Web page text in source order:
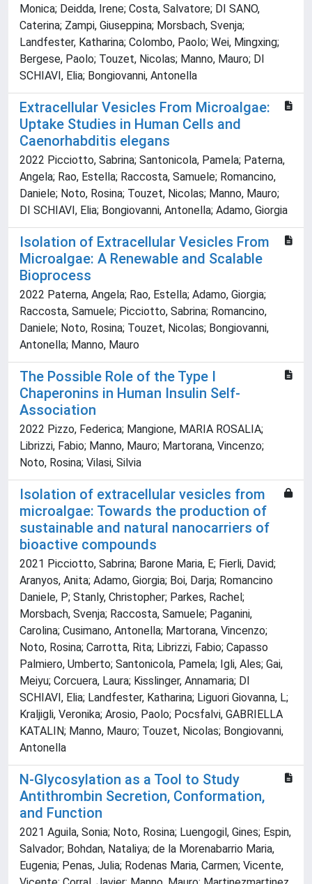
Monica; Deidda, Irene; Costa, Salvatore; DI SANO,
Caterina; Zampi, Giuseppina; Morsbach, Svenja;
Landfester, Katharina; Colombo, Paolo; Wei, Mingxing;
Bergese, Paolo; Touzet, Nicolas; Manno, Mauro; DI
SCHIAVI, Elia; Bongiovanni, Antonella
Extracellular Vesicles From Microalgae:
Uptake Studies in Human Cells and
Caenorhabditis elegans
2022 Picciotto, Sabrina; Santonicola, Pamela; Paterna,
Angela; Rao, Estella; Raccosta, Samuele; Romancino,
Daniele; Noto, Rosina; Touzet, Nicolas; Manno, Mauro;
DI SCHIAVI, Elia; Bongiovanni, Antonella; Adamo, Giorgia
Isolation of Extracellular Vesicles From
Microalgae: A Renewable and Scalable
Bioprocess
2022 Paterna, Angela; Rao, Estella; Adamo, Giorgia;
Raccosta, Samuele; Picciotto, Sabrina; Romancino,
Daniele; Noto, Rosina; Touzet, Nicolas; Bongiovanni,
Antonella; Manno, Mauro
The Possible Role of the Type I
Chaperonins in Human Insulin Self-
Association
2022 Pizzo, Federica; Mangione, MARIA ROSALIA;
Librizzi, Fabio; Manno, Mauro; Martorana, Vincenzo;
Noto, Rosina; Vilasi, Silvia
Isolation of extracellular vesicles from
microalgae: Towards the production of
sustainable and natural nanocarriers of
bioactive compounds
2021 Picciotto, Sabrina; Barone Maria, E; Fierli, David;
Aranyos, Anita; Adamo, Giorgia; Boi, Darja; Romancino
Daniele, P; Stanly, Christopher; Parkes, Rachel;
Morsbach, Svenja; Raccosta, Samuele; Paganini,
Carolina; Cusimano, Antonella; Martorana, Vincenzo;
Noto, Rosina; Carrotta, Rita; Librizzi, Fabio; Capasso
Palmiero, Umberto; Santonicola, Pamela; Igli, Ales; Gai,
Meiyu; Corcuera, Laura; Kisslinger, Annamaria; DI
SCHIAVI, Elia; Landfester, Katharina; Liguori Giovanna, L;
Kraljigli, Veronika; Arosio, Paolo; Pocsfalvi, GABRIELLA
KATALIN; Manno, Mauro; Touzet, Nicolas; Bongiovanni,
Antonella
N-Glycosylation as a Tool to Study
Antithrombin Secretion, Conformation,
and Function
2021 Aguila, Sonia; Noto, Rosina; Luengogil, Gines; Espin,
Salvador; Bohdan, Nataliya; de la Morenabarrio Maria,
Eugenia; Penas, Julia; Rodenas Maria, Carmen; Vicente,